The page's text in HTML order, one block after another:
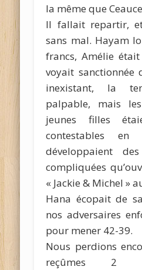
la même que
Il fallait repartir,
sans mal. Hayam
francs, Amélie
voyait sanctionnée
inexistant, la
palpable, mais
jeunes filles
contestables en
développaient
compliquées
« Jackie & Michel »
Hana écopait de
nos adversaires
pour mener 42-39.
Nous perdions
reçûmes 2